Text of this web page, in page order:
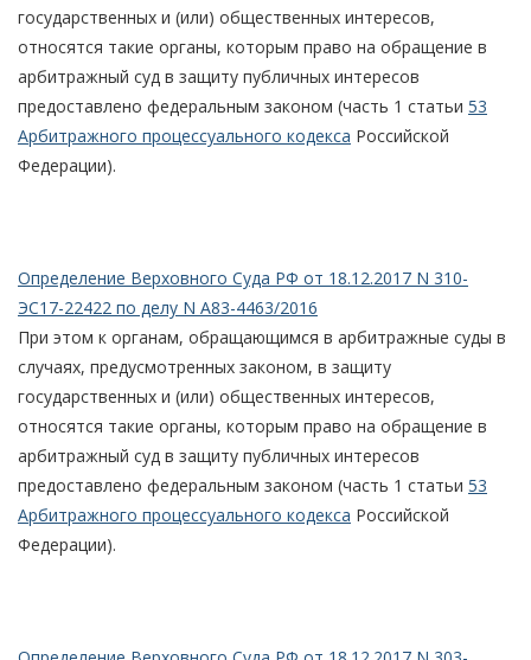
государственных и (или) общественных интересов,
относятся такие органы, которым право на обращение в
арбитражный суд в защиту публичных интересов
предоставлено федеральным законом (часть 1 статьи 53
Арбитражного процессуального кодекса Российской
Федерации).
Определение Верховного Суда РФ от 18.12.2017 N 310-
ЭС17-22422 по делу N А83-4463/2016
При этом к органам, обращающимся в арбитражные суды в
случаях, предусмотренных законом, в защиту
государственных и (или) общественных интересов,
относятся такие органы, которым право на обращение в
арбитражный суд в защиту публичных интересов
предоставлено федеральным законом (часть 1 статьи 53
Арбитражного процессуального кодекса Российской
Федерации).